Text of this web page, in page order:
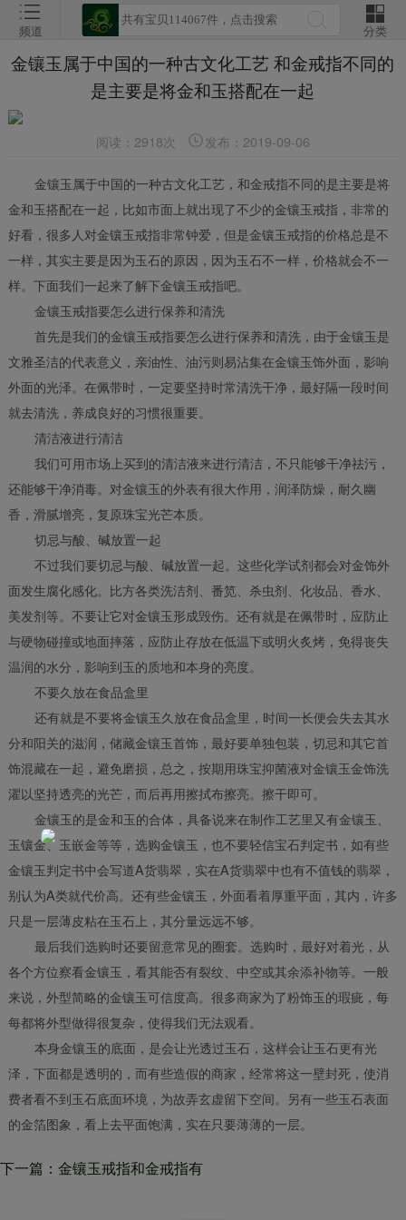
频道 分类
金镶玉属于中国的一种古文化工艺 和金戒指不同的
是主要是将金和玉搭配在一起
阅读：2918次 发布：2019-09-06
金镶玉属于中国的一种古文化工艺，和金戒指不同的是主要是将
金和玉搭配在一起，比如市面上就出现了不少的金镶玉戒指，非常的
好看，很多人对金镶玉戒指非常钟爱，但是金镶玉戒指的价格总是不
一样，其实主要是因为玉石的原因，因为玉石不一样，价格就会不一
样。下面我们一起来了解下金镶玉戒指吧。
金镶玉戒指要怎么进行保养和清洗
首先是我们的金镶玉戒指要怎么进行保养和清洗，由于金镶玉是
文雅圣洁的代表意义，亲油性、油污则易沾集在金镶玉饰外面，影响
外面的光泽。在佩带时，一定要坚持时常清洗干净，最好隔一段时间
就去清洗，养成良好的习惯很重要。
清洁液进行清洁
我们可用市场上买到的清洁液来进行清洁，不只能够干净祛污，
还能够干净消毒。对金镶玉的外表有很大作用，润泽防燥，耐久幽
香，滑腻增亮，复原珠宝光芒本质。
切忌与酸、碱放置一起
不过我们要切忌与酸、碱放置一起。这些化学试剂都会对金饰外
面发生腐化感化。比方各类洗洁剂、番笕、杀虫剂、化妆品、香水、
美发剂等。不要让它对金镶玉形成毁伤。还有就是在佩带时，应防止
与硬物碰撞或地面摔落，应防止存放在低温下或明火炙烤，免得丧失
温润的水分，影响到玉的质地和本身的亮度。
不要久放在食品盒里
还有就是不要将金镶玉久放在食品盒里，时间一长便会失去其水
分和阳关的滋润，储藏金镶玉首饰，最好要单独包装，切忌和其它首
饰混藏在一起，避免磨损，总之，按期用珠宝抑菌液对金镶玉金饰洗
濯以坚持透亮的光芒，而后再用擦拭布擦亮。擦干即可。
金镶玉的是金和玉的合体，具备说来在制作工艺里又有金镶玉、
玉镶金、玉嵌金等等，选购金镶玉，也不要轻信宝石判定书，如有些
金镶玉判定书中会写道A货翡翠，实在A货翡翠中也有不值钱的翡翠，
别认为A类就代价高。还有些金镶玉，外面看着厚重平面，其内，许多
只是一层薄皮粘在玉石上，其分量远远不够。
最后我们选购时还要留意常见的圈套。选购时，最好对着光，从
各个方位察看金镶玉，看其能否有裂纹、中空或其余添补物等。一般
来说，外型简略的金镶玉可信度高。很多商家为了粉饰玉的瑕疵，每
每都将外型做得很复杂，使得我们无法观看。
本身金镶玉的底面，是会让光透过玉石，这样会让玉石更有光
泽，下面都是透明的，而有些造假的商家，经常将这一壁封死，使消
费者看不到玉石底面环境，为故弄玄虚留下空间。另有一些玉石表面
的金箔图象，看上去平面饱满，实在只要薄薄的一层。
下一篇：金镶玉戒指和金戒指有